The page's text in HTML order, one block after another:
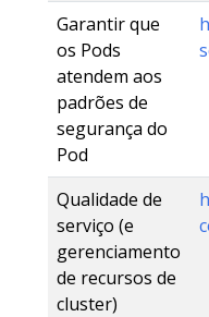
Garantir que
os Pods
atendem aos
padrões de
segurança do
Pod
Qualidade de
serviço (e
gerenciamento
de recursos de
cluster)